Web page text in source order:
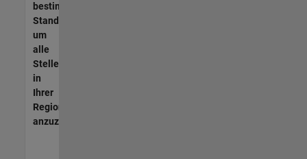
bestimmten
Standort,
um
alle
Stellenangebote
in
Ihrer
Region
anzuzeigen.